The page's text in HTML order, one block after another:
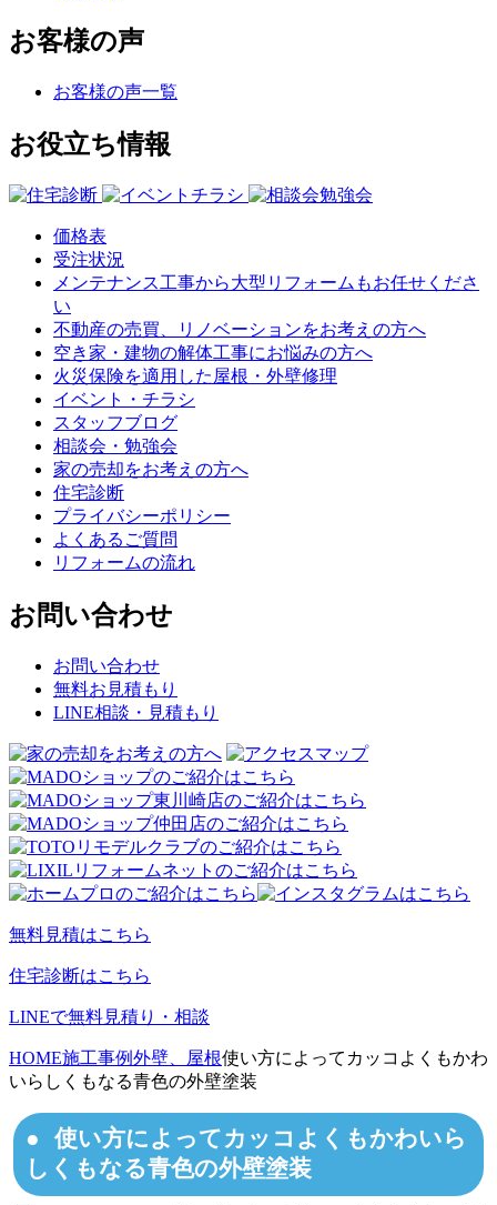
お客様の声
お客様の声一覧
お役立ち情報
価格表
受注状況
メンテナンス工事から大型リフォームもお任せくださ
い
不動産の売買、リノベーションをお考えの方へ
空き家・建物の解体工事にお悩みの方へ
火災保険を適用した屋根・外壁修理
イベント・チラシ
スタッフブログ
相談会・勉強会
家の売却をお考えの方へ
住宅診断
プライバシーポリシー
よくあるご質問
リフォームの流れ
お問い合わせ
お問い合わせ
無料お見積もり
LINE相談・見積もり
無料見積はこちら
住宅診断はこちら
LINEで無料見積り・相談
HOME施工事例外壁、屋根使い方によってカッコよくもかわ
いらしくもなる青色の外壁塗装
使い方によってカッコよくもかわいら
しくもなる青色の外壁塗装